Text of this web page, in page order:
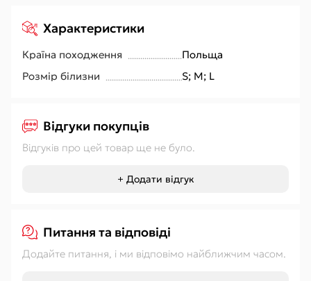
Характеристики
Країна походження
Польща
Розмір білизни
S; M; L
Відгуки покупців
Відгуків про цей товар ще не було.
+ Додати відгук
Питання та відповіді
Додайте питання, і ми відповімо найближчим часом.